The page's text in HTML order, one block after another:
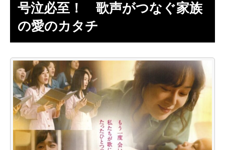
号泣必至！ 歌声がつなぐ家族
の愛のカタチ